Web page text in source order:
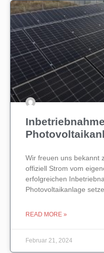
Wir freuen uns bekannt
offiziell Strom vom
erfolgreichen
Photovoltaikanlage
READ MORE »
Februar 21, 2024